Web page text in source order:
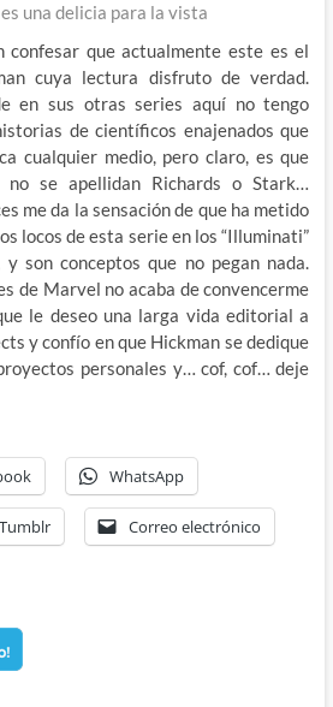
una delicia para la vista
confesar que actualmente este es el
cuya lectura disfruto de verdad.
en sus otras series aquí no tengo
de científicos enajenados que
cualquier medio, pero claro, es que
no se apellidan Richards o Stark…
me da la sensación de que ha metido
locos de esta serie en los “Illuminati”
son conceptos que no pegan nada.
de Marvel no acaba de convencerme
le deseo una larga vida editorial a
y confío en que Hickman se dedique
personales y… cof, cof… deje
WhatsApp
Tumblr Correo electrónico